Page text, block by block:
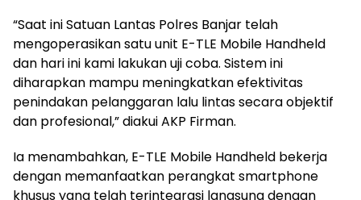
“Saat ini Satuan Lantas Polres Banjar telah
mengoperasikan satu unit E-TLE Mobile Handheld
dan hari ini kami lakukan uji coba. Sistem ini
diharapkan mampu meningkatkan efektivitas
penindakan pelanggaran lalu lintas secara objektif
dan profesional,” diakui AKP Firman.
Ia menambahkan, E-TLE Mobile Handheld bekerja
dengan memanfaatkan perangkat smartphone
khusus yang telah terintegrasi langsung dengan